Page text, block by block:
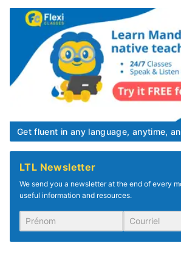
Get fluent in any language, anytime,
LTL Newsletter
We send you a newsletter at the end of every
useful information and resources.